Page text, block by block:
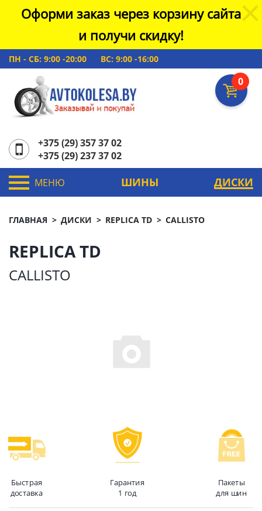
Оформи заказ через корзину сайта
и получи скидку!
ПН - СБ: 9:00 -20:00 ВС: 9:00 -16:00
0
+375 (29) 357 37 02
+375 (29) 237 37 02
МЕНЮ ШИНЫ ДИСКИ
ГЛАВНАЯ ДИСКИ REPLICA TD CALLISTO
REPLICA TD
CALLISTO
Быстрая
доставка
Гарантия
1 год
Пакеты
для шин